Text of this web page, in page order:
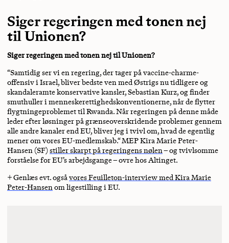
Siger regeringen med tonen nej
til Unionen?
Siger regeringen med tonen nej til Unionen?
“Samtidig ser vi en regering, der tager på vaccine-charme-
offensiv i Israel, bliver bedste ven med Østrigs nu tidligere og
skandaleramte konservative kansler, Sebastian Kurz, og finder
smuthuller i menneskerettighedskonventionerne, når de flytter
flygtningeproblemet til Rwanda. Når regeringen på denne måde
leder efter løsninger på grænseoverskridende problemer gennem
alle andre kanaler end EU, bliver jeg i tvivl om, hvad de egentlig
mener om vores EU-medlemskab.“ MEP Kira Marie Peter-
Hansen (SF)stiller skarpt på regeringens nølen– og tvivlsomme
forståelse for EU’s arbejdsgange – ovre hos Altinget.
+ Genlæs evt. ogsåvores Feuilleton-interview med Kira Marie
Peter-Hansenom ligestilling i EU.